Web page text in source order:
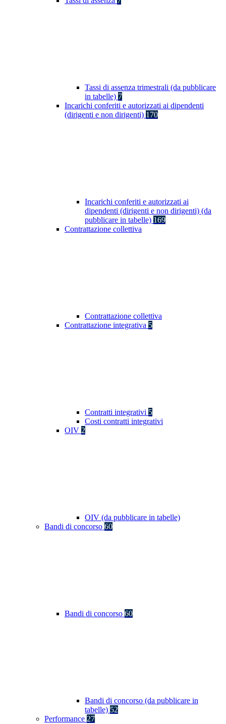
Tassi di assenza trimestrali (da pubblicare
in tabelle) 7
Incarichi conferiti e autorizzati ai dipendenti
(dirigenti e non dirigenti) 170
Incarichi conferiti e autorizzati ai
dipendenti (dirigenti e non dirigenti) (da
pubblicare in tabelle) 169
Contrattazione collettiva
Contrattazione collettiva
Contrattazione integrativa 5
Contratti integrativi 5
Costi contratti integrativi
OIV 2
OIV (da pubblicare in tabelle)
Bandi di concorso 60
Bandi di concorso 60
Bandi di concorso (da pubblicare in
tabelle) 52
Performance 27